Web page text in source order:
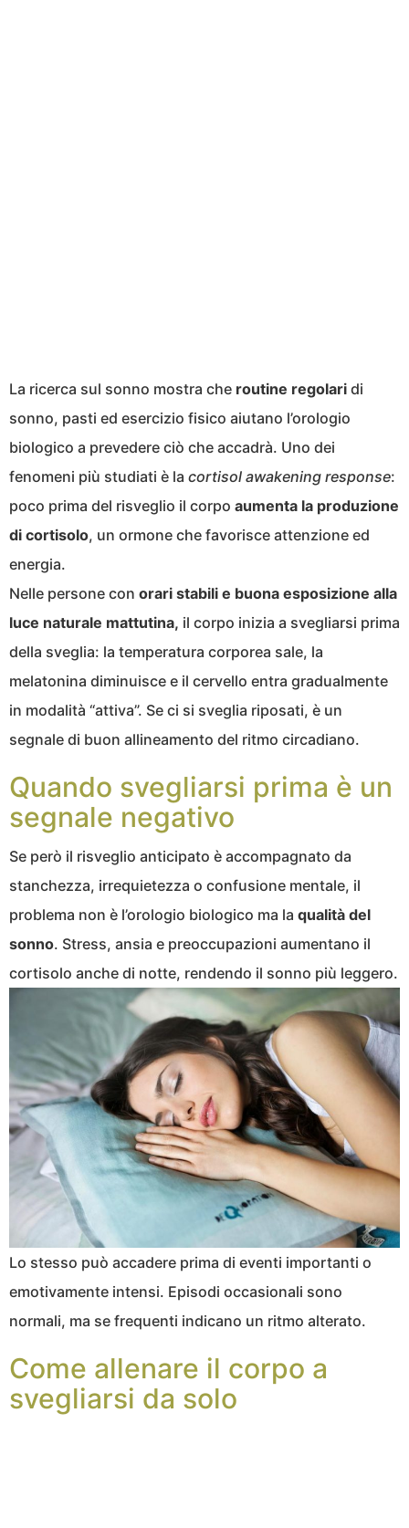
La ricerca sul sonno mostra che routine regolari di
sonno, pasti ed esercizio fisico aiutano l’orologio
biologico a prevedere ciò che accadrà. Uno dei
fenomeni più studiati è la cortisol awakening response:
poco prima del risveglio il corpo aumenta la produzione
di cortisolo, un ormone che favorisce attenzione ed
energia.
Nelle persone con orari stabili e buona esposizione alla
luce naturale mattutina, il corpo inizia a svegliarsi prima
della sveglia: la temperatura corporea sale, la
melatonina diminuisce e il cervello entra gradualmente
in modalità “attiva”. Se ci si sveglia riposati, è un
segnale di buon allineamento del ritmo circadiano.
Quando svegliarsi prima è un
segnale negativo
Se però il risveglio anticipato è accompagnato da
stanchezza, irrequietezza o confusione mentale, il
problema non è l’orologio biologico ma la qualità del
sonno. Stress, ansia e preoccupazioni aumentano il
cortisolo anche di notte, rendendo il sonno più leggero.
Lo stesso può accadere prima di eventi importanti o
emotivamente intensi. Episodi occasionali sono
normali, ma se frequenti indicano un ritmo alterato.
Come allenare il corpo a
svegliarsi da solo